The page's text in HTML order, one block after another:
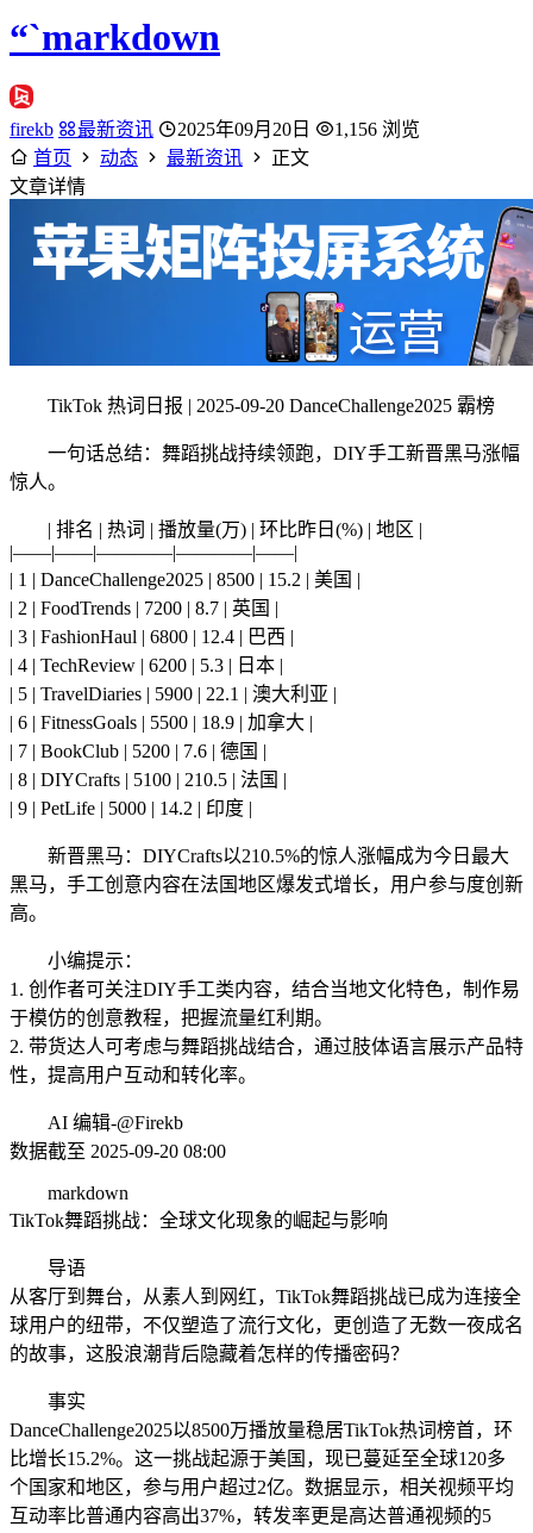
“`markdown
firekb 最新资讯 2025年09月20日
1,156 浏览
首页
动态 最新资讯
正文
文章详情
TikTok 热词日报 | 2025-09-20 DanceChallenge2025 霸榜
一句话总结：舞蹈挑战持续领跑，DIY手工新晋黑马涨幅
惊人。
| 排名 | 热词 | 播放量(万) | 环比昨日(%) | 地区 |
|——|——|————|————|——|
| 1 | DanceChallenge2025 | 8500 | 15.2 | 美国 |
| 2 | FoodTrends | 7200 | 8.7 | 英国 |
| 3 | FashionHaul | 6800 | 12.4 | 巴西 |
| 4 | TechReview | 6200 | 5.3 | 日本 |
| 5 | TravelDiaries | 5900 | 22.1 | 澳大利亚 |
| 6 | FitnessGoals | 5500 | 18.9 | 加拿大 |
| 7 | BookClub | 5200 | 7.6 | 德国 |
| 8 | DIYCrafts | 5100 | 210.5 | 法国 |
| 9 | PetLife | 5000 | 14.2 | 印度 |
新晋黑马：DIYCrafts以210.5%的惊人涨幅成为今日最大
黑马，手工创意内容在法国地区爆发式增长，用户参与度创新
高。
小编提示：
1. 创作者可关注DIY手工类内容，结合当地文化特色，制作易
于模仿的创意教程，把握流量红利期。
2. 带货达人可考虑与舞蹈挑战结合，通过肢体语言展示产品特
性，提高用户互动和转化率。
AI 编辑-@Firekb
数据截至 2025-09-20 08:00
markdown
TikTok舞蹈挑战：全球文化现象的崛起与影响
导语
从客厅到舞台，从素人到网红，TikTok舞蹈挑战已成为连接全
球用户的纽带，不仅塑造了流行文化，更创造了无数一夜成名
的故事，这股浪潮背后隐藏着怎样的传播密码？
事实
DanceChallenge2025以8500万播放量稳居TikTok热词榜首，环
比增长15.2%。这一挑战起源于美国，现已蔓延至全球120多
个国家和地区，参与用户超过2亿。数据显示，相关视频平均
互动率比普通内容高出37%，转发率更是高达普通视频的5